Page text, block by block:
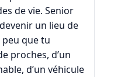
de vie. Senior
un lieu de
que tu
proches, d’un
d’un véhicule